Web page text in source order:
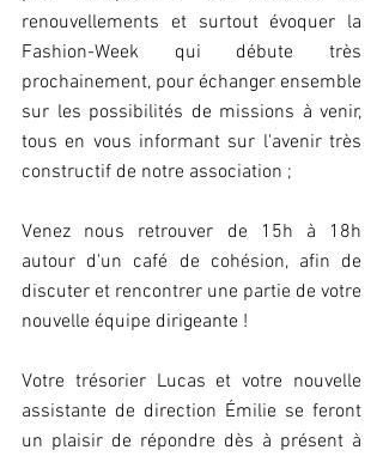
renouvellements et surtout évoquer la
Fashion-Week qui débute très
prochainement, pour échanger ensemble
sur les possibilités de missions à venir,
tous en vous informant sur l'avenir très
constructif de notre association ;
Venez nous retrouver de 15h à 18h
autour d'un café de cohésion, afin de
discuter et rencontrer une partie de votre
nouvelle équipe dirigeante !
Votre trésorier Lucas et votre nouvelle
assistante de direction Émilie se feront
un plaisir de répondre dès à présent à